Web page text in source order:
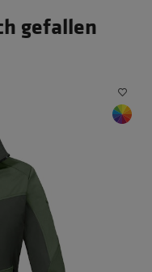
gefallen